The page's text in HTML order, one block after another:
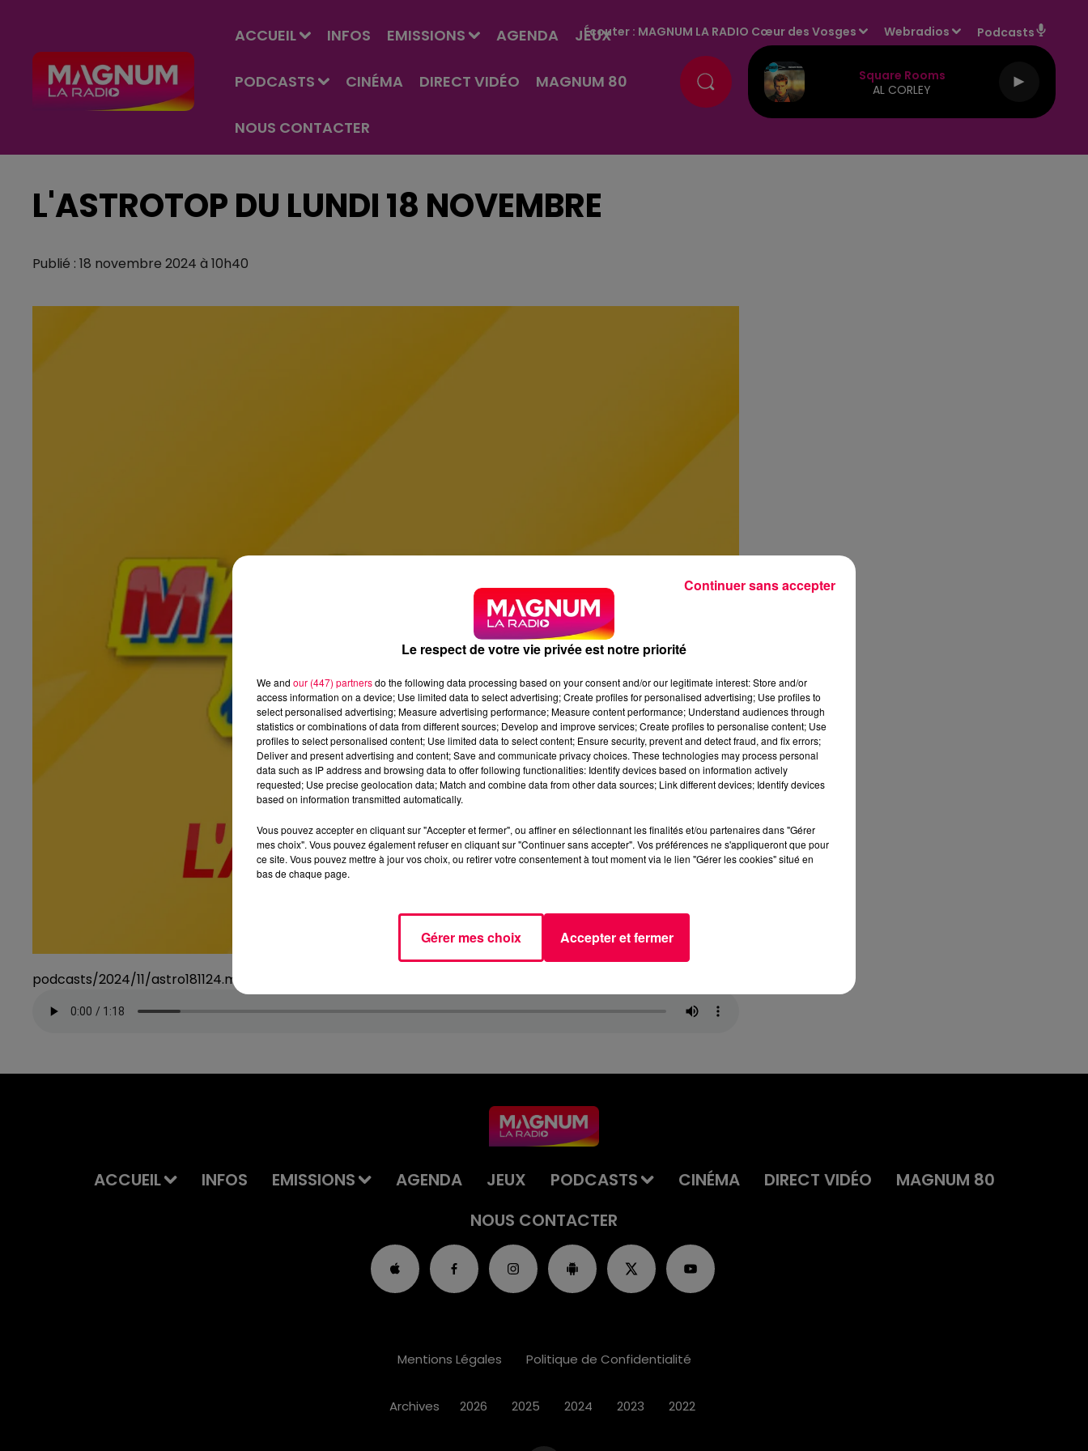
ACCUEIL INFOS EMISSIONS AGENDA JEUX
PODCASTS CINÉMA DIRECT VIDÉO MAGNUM 80
NOUS CONTACTER
Écouter : MAGNUM LA RADIO Cœur des Vosges Webradios Podcasts
Square Rooms
AL CORLEY
L'ASTROTOP DU LUNDI 18 NOVEMBRE
Publié : 18 novembre 2024 à 10h40
podcasts/2024/11/astro181124.mp3
ACCUEIL INFOS EMISSIONS AGENDA JEUX PODCASTS CINÉMA DIRECT VIDÉO
MAGNUM 80
NOUS CONTACTER
Mentions Légales Politique de Confidentialité
Archives 2026 2025 2024 2023 2022
Le respect de votre vie privée est notre priorité
We and our (447) partnersdo the following data processing based on your consent and/or our legitimate interest: Store and/or
access information on a device; Use limited data to select advertising; Create profiles for personalised advertising; Use profiles to
select personalised advertising; Measure advertising performance; Measure content performance; Understand audiences through
statistics or combinations of data from different sources; Develop and improve services; Create profiles to personalise content; Use
profiles to select personalised content; Use limited data to select content; Ensure security, prevent and detect fraud, and fix errors;
Deliver and present advertising and content; Save and communicate privacy choices. These technologies may process personal
data such as IP address and browsing data to offer following functionalities: Identify devices based on information actively
requested; Use precise geolocation data; Match and combine data from other data sources; Link different devices; Identify devices
based on information transmitted automatically.
Vous pouvez accepter en cliquant sur "Accepter et fermer", ou affiner en sélectionnant les finalités et/ou partenaires dans "Gérer
mes choix". Vous pouvez également refuser en cliquant sur "Continuer sans accepter". Vos préférences ne s'appliqueront que pour
ce site. Vous pouvez mettre à jour vos choix, ou retirer votre consentement à tout moment via le lien "Gérer les cookies" situé en
bas de chaque page.
Gérer mes choix Accepter et fermer
Continuer sans accepter